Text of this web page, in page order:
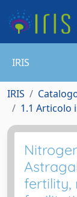
IRIS
IRIS
1.1 Articolo
fertility,